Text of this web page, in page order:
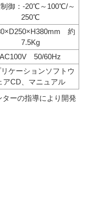
御：-20℃～100℃/～
250℃
約
7.5Kg
AC100V 50/60Hz
ケーションソフトウ
アCD、マニュアル
ーの指導により開発